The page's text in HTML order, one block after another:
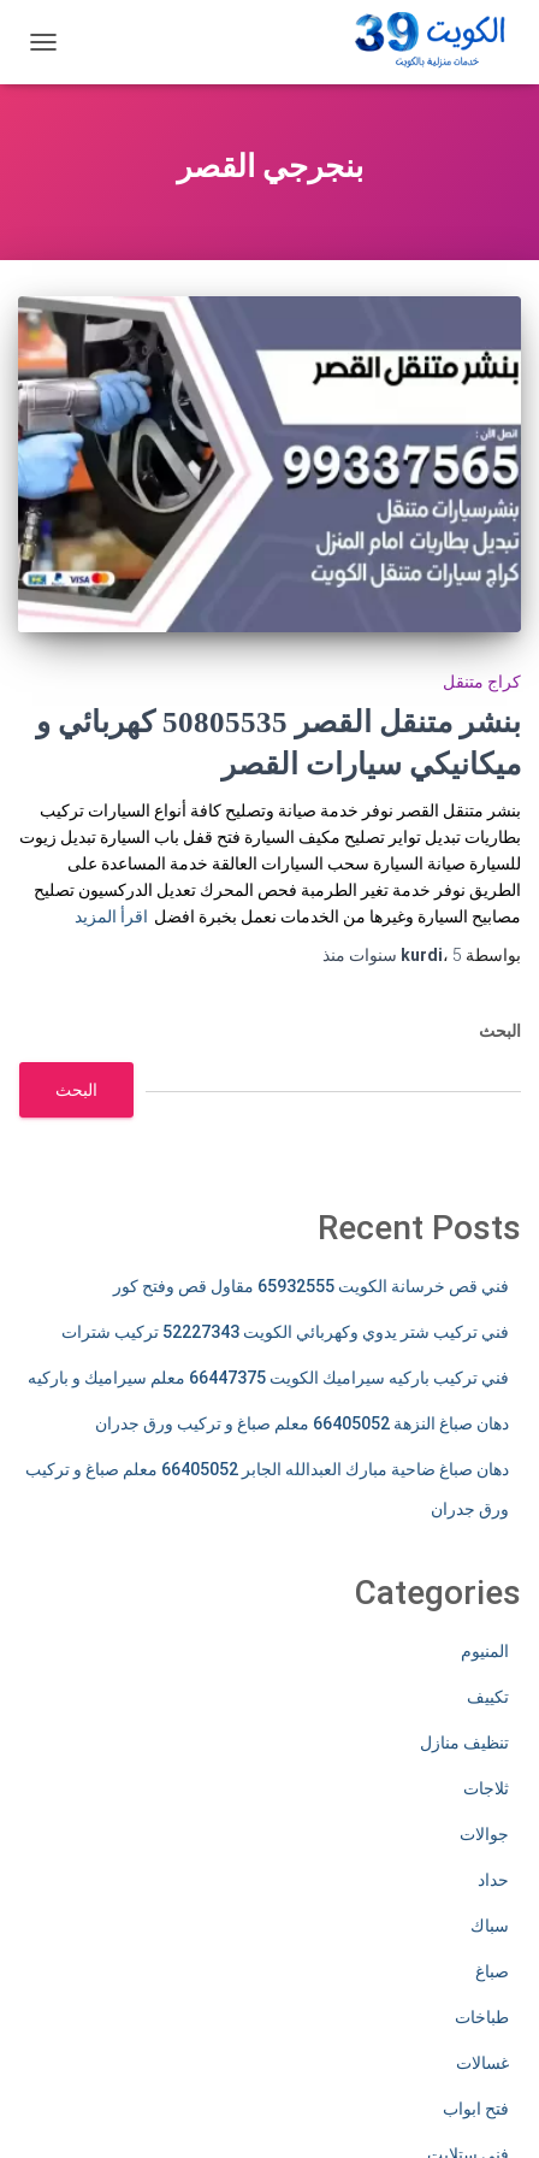
التنقل
بنجرجي القصر
كراج متنقل
بنشر متنقل القصر 50805535‬ كهربائي و
ميكانيكي سيارات القصر
بنشر متنقل القصر نوفر خدمة صيانة وتصليح كافة أنواع السيارات تركيب
بطاريات تبديل تواير تصليح مكيف السيارة فتح قفل باب السيارة تبديل زيوت
للسيارة صيانة السيارة سحب السيارات العالقة خدمة المساعدة على
الطريق نوفر خدمة تغير الطرمبة فحص المحرك تعديل الدركسيون تصليح
مصابيح السيارة وغيرها من الخدمات نعمل بخبرة افضل اقرأ المزيد
بواسطة
kurdi، 5 سنوات منذ
البحث
البحث
Recent Posts
فني قص خرسانة الكويت 65932555 مقاول قص وفتح كور
فني تركيب شتر يدوي وكهربائي الكويت 52227343 تركيب شترات
فني تركيب باركيه سيراميك الكويت 66447375 معلم سيراميك و باركيه
دهان صباغ النزهة 66405052 معلم صباغ و تركيب ورق جدران
دهان صباغ ضاحية مبارك العبدالله الجابر 66405052 معلم صباغ و تركيب
ورق جدران
Categories
المنيوم
تكييف
تنظيف منازل
ثلاجات
جوالات
حداد
سباك
صباغ
طباخات
غسالات
فتح ابواب
فني ستلايت